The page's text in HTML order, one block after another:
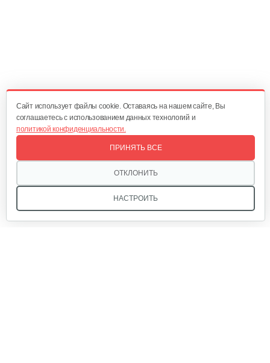
Cайт использует файлы cookie. Оставаясь на нашем сайте, Вы
соглашаетесь с использованием данных технологий и
политикой конфиденциальности.
НАСТРОИТЬ
ОТКЛОНИТЬ
ПРИНЯТЬ ВСЕ